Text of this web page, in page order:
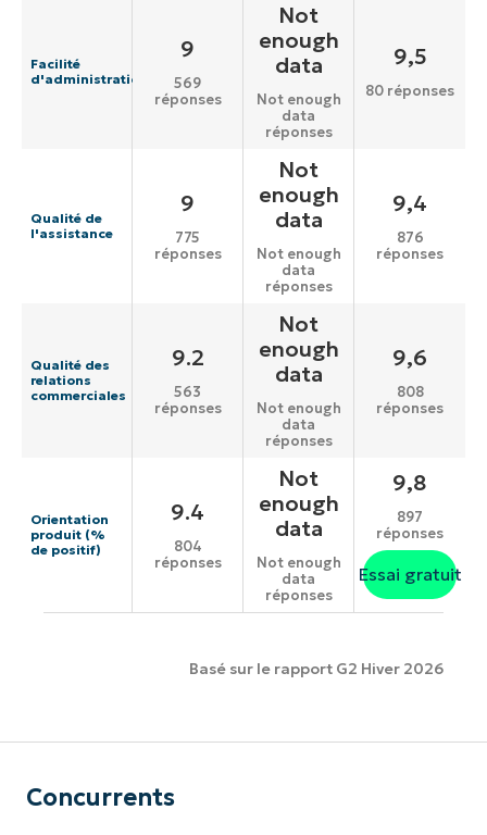
Facilité
d'administration
9
569
réponses
Not
enough
data
Not enough
data
réponses
9,5
80 réponses
Qualité de
l'assistance
9
775
réponses
Not
enough
data
Not enough
data
réponses
9,4
876
réponses
Qualité des
relations
commerciales
9.2
563
réponses
Not
enough
data
Not enough
data
réponses
9,6
808
réponses
Orientation
produit (%
de positif)
9.4
804
réponses
Not
enough
data
Not enough
data
réponses
9,8
897
réponses
Essai gratuit
Basé sur le rapport G2 Hiver 2026
Concurrents